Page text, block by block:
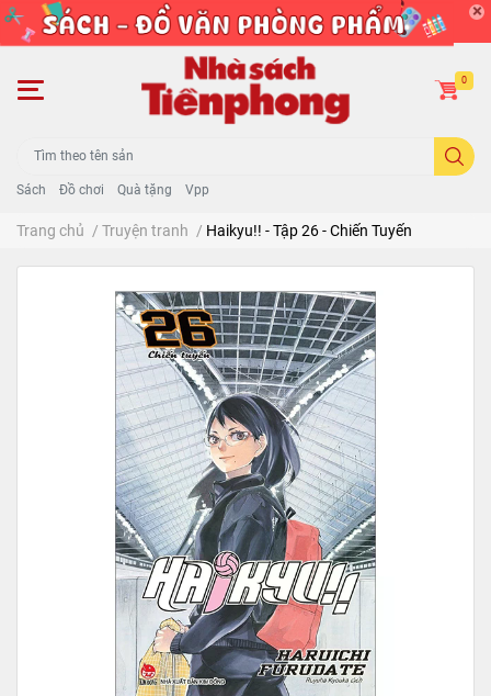
Sách Đồ chơi Quà tặng Vpp
0
Trang chủ / Truyện tranh / Haikyu!! - Tập 26 - Chiến Tuyến